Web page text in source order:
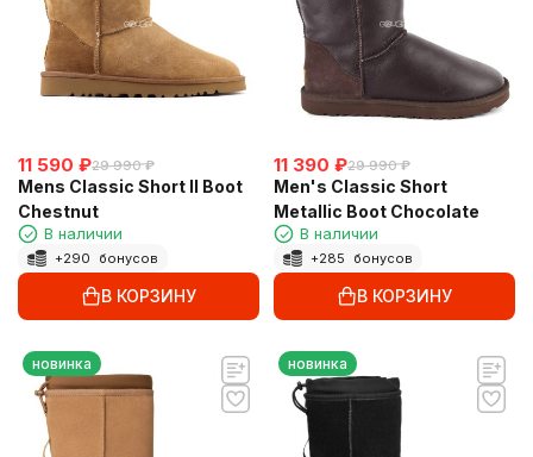
11 590 ₽29 990 ₽
Mens Classic Short Il Boot
Chestnut
В наличии
+290 бонусов
В КОРЗИНУ
11 390 ₽29 990 ₽
Men's Classic Short
Metallic Boot Chocolate
В наличии
+285 бонусов
В КОРЗИНУ
новинка новинка